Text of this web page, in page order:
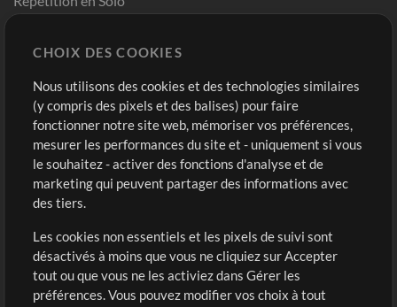
Modèles ProPresenter
Sons
Boutique
Acheter des crédits
Contenu gratuit
Demander les pistes
Extras
Sessions
Compte
Connexion
S'inscrire
CHOIX DES COOKIES
Nous utilisons des cookies et des technologies similaires
(y compris des pixels et des balises) pour faire
fonctionner notre site web, mémoriser vos préférences,
mesurer les performances du site et - uniquement si vous
le souhaitez - activer des fonctions d'analyse et de
marketing qui peuvent partager des informations avec
des tiers.
Les cookies non essentiels et les pixels de suivi sont
désactivés à moins que vous ne cliquiez sur Accepter
tout ou que vous ne les activiez dans Gérer les
préférences. Vous pouvez modifier vos choix à tout